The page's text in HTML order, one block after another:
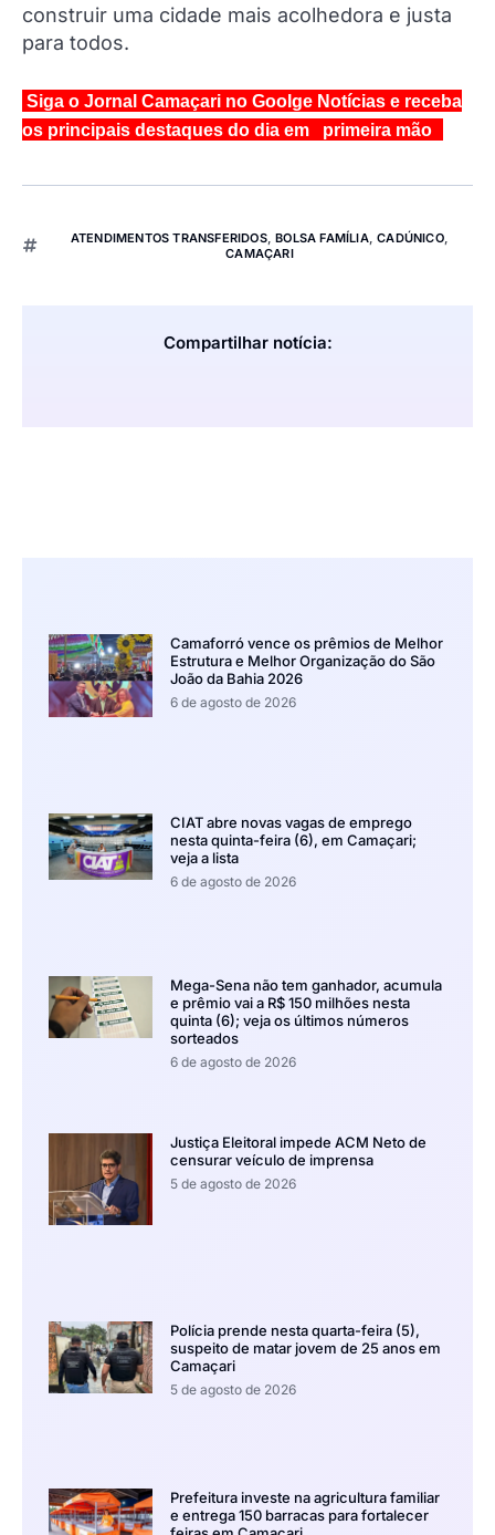
construir uma cidade mais acolhedora e justa
para todos.
Siga o Jornal Camaçari no Goolge Notícias e receba
os principais destaques do dia em primeira mão
ATENDIMENTOS TRANSFERIDOS,BOLSA FAMÍLIA,CADÚNICO,
CAMAÇARI
Compartilhar notícia:
Camaforró vence os prêmios de Melhor
Estrutura e Melhor Organização do São
João da Bahia 2026
6 de agosto de 2026
CIAT abre novas vagas de emprego
nesta quinta-feira (6), em Camaçari;
veja a lista
6 de agosto de 2026
Mega-Sena não tem ganhador, acumula
e prêmio vai a R$ 150 milhões nesta
quinta (6); veja os últimos números
sorteados
6 de agosto de 2026
Justiça Eleitoral impede ACM Neto de
censurar veículo de imprensa
5 de agosto de 2026
Polícia prende nesta quarta-feira (5),
suspeito de matar jovem de 25 anos em
Camaçari
5 de agosto de 2026
Prefeitura investe na agricultura familiar
e entrega 150 barracas para fortalecer